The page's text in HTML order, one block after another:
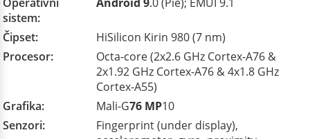
sistem:
Čipset:
HiSilicon Kirin 980 (7 nm)
Procesor:
Octa-core (2x2.6 GHz Cortex-A76 &
2x1.92 GHz Cortex-A76 & 4x1.8 GHz
Cortex-A55)
Grafika:
Mali-G76 MP10
Senzori:
Fingerprint (under display),